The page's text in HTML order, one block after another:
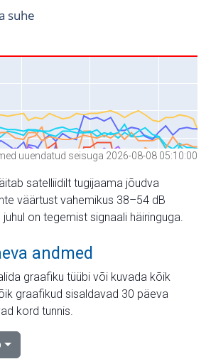
uuendatud seisuga 2026-08-08 05:10:00
satelliidilt tugijaama jõudva
väärtust vahemikus 38–54 dB
on tegemist signaali häiringuga.
andmed
graafiku tüübi või kuvada kõik
graafikud sisaldavad 30 päeva
kord tunnis.